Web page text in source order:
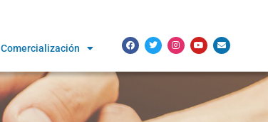
Comercialización